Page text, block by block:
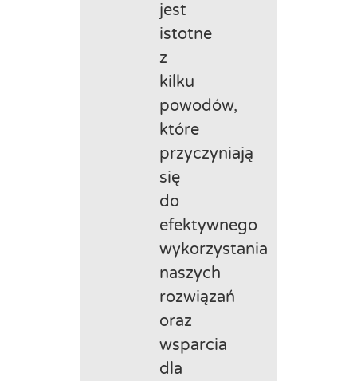
jest
istotne
z
kilku
powodów,
które
przyczyniają
się
do
efektywnego
wykorzystania
naszych
rozwiązań
oraz
wsparcia
dla